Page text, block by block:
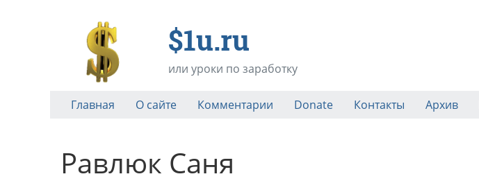
$1u.ru
или уроки по заработку
Главная О сайте Комментарии Donate Контакты Архив
Равлюк Саня